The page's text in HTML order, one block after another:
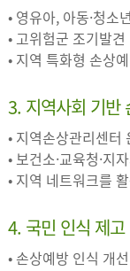
• 영유아, 아동·청소
• 고위험군 조기발
• 지역 특화형 손상
3. 지역사회 기반
• 지역손상관리센터
• 보건소·교육청·지
• 지역 네트워크를
4. 국민 인식 제고
• 손상예방 인식 개